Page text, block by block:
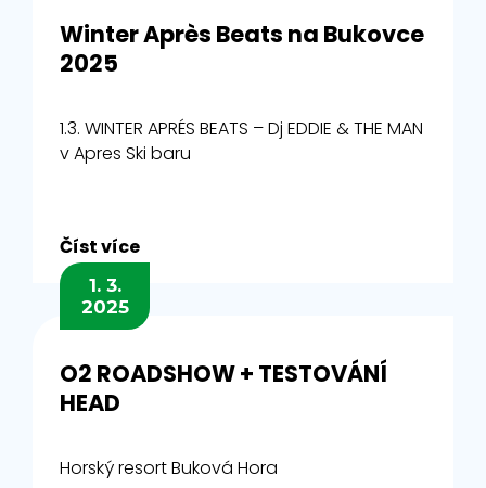
Winter Après Beats na Bukovce
2025
1.3. WINTER APRÉS BEATS – Dj EDDIE & THE MAN
v Apres Ski baru
Číst více
1. 3.
2025
O2 ROADSHOW + TESTOVÁNÍ
HEAD
Horský resort Buková Hora